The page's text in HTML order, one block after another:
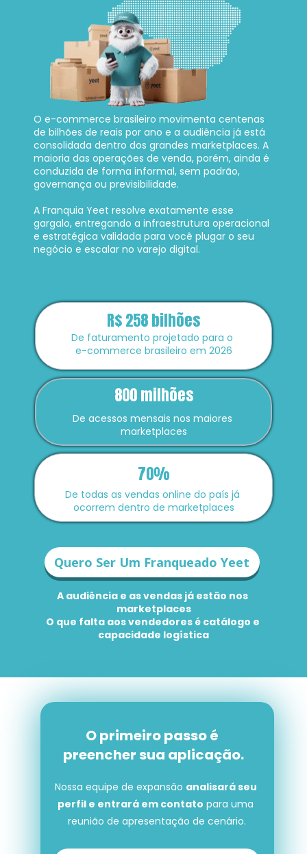
O e-commerce brasileiro movimenta centenas
de bilhões de reais por ano e a audiência já está
consolidada dentro dos grandes marketplaces. A
maioria das operações de venda, porém, ainda é
conduzida de forma informal, sem padrão,
governança ou previsibilidade.
A Franquia Yeet resolve exatamente esse
gargalo, entregando a infraestrutura operacional
e estratégica validada para você plugar o seu
negócio e escalar no varejo digital.
R$ 258 bilhões
800 milhões
70%
De faturamento projetado para o
e-commerce brasileiro em 2026
De todas as vendas online do país já
ocorrem dentro de marketplaces
De acessos mensais nos maiores
marketplaces
A audiência e as vendas já estão nos
marketplaces
O que falta aos vendedores é catálogo e
capacidade logística
Quero Ser Um Franqueado Yeet
O primeiro passo é
preencher sua aplicação.
Nossa equipe de expansão analisará seu
perfil e entrará em contato para uma
reunião de apresentação de cenário.